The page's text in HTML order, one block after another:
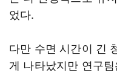
었다.
다만 수면 시간이 긴
게 나타났지만 연구